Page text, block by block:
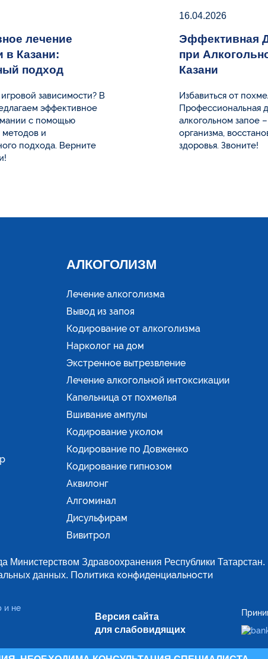
лечение
в Казани:
подход
зависимости? В
эффективное
с помощью
и
подхода. Верните
16.04.2026
Эффективная
при
Казани
Избавиться от
Профессиональная
алкогольном запое
организма,
здоровья. Звоните!
АЛКОГОЛИЗМ
Лечение алкоголизма
Вывод из запоя
Кодирование от алкоголизма
Нарколог на дом
Экстренное вытрезвление
Лечение алкогольной интоксикации
Капельница от похмелья
Вшивание ампулы
Кодирование уколом
Кодирование по Довженко
Кодирование гипнозом
Аквилонг
Алгоминал
Дисульфирам
Вивитрол
Здравоохранения Республики Татарстан.
данных. Политика конфиденциальности
и не
Версия сайта
для слабовидящих